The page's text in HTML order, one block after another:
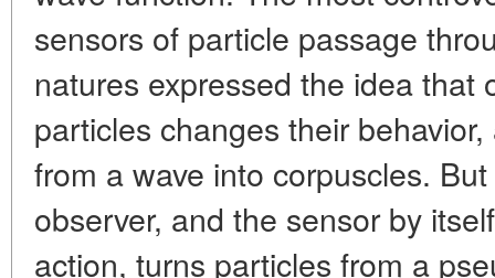
sensors of particle passage
natures expressed the idea that
particles changes their
from a wave into corpuscles.
observer, and the sensor by
action, turns particles from a